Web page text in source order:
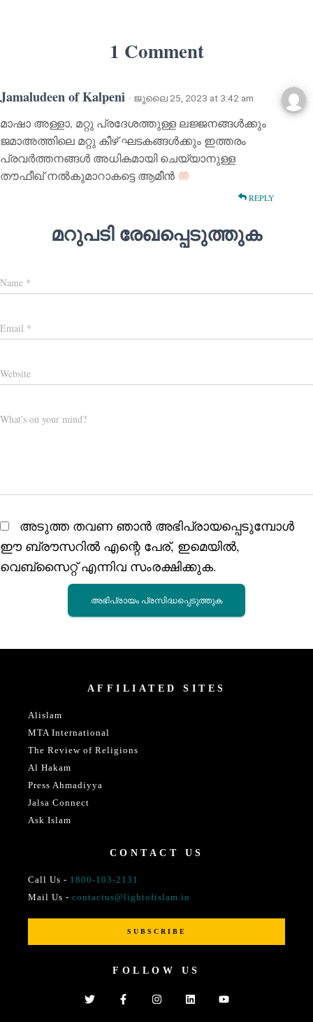
1 Comment
Jamaludeen of Kalpeni · ജൂലൈ 25, 2023 at 3:42 am
മാഷാ അള്ളാ, മറ്റു പ്രദേശത്തുള്ള ലജ്ജനങ്ങൾക്കും
ജമാഅത്തിലെ മറ്റു കീഴ് ഘടകങ്ങൾക്കും ഇത്തരം
പ്രവർത്തനങ്ങൾ അധികമായി ചെയ്യാനുള്ള
തൗഫീഖ് നൽകുമാറാകട്ടെ ആമീൻ
REPLY
മറുപടി രേഖപ്പെടുത്തുക
Name *
Email *
Website
What's on your mind?
അടുത്ത തവണ ഞാൻ അഭിപ്രായപ്പെടുമ്പോൾ
ഈ ബ്രൗസറിൽ എന്റെ പേര്, ഇമെയിൽ,
വെബ്സൈറ്റ് എന്നിവ സംരക്ഷിക്കുക.
AFFILIATED SITES
Alislam
MTA International
The Review of Religions
Al Hakam
Press Ahmadiyya
Jalsa Connect
Ask Islam
CONTACT US
Call Us - 1800-103-2131
Mail Us - contactus@lightofislam.in
SUBSCRIBE
FOLLOW US